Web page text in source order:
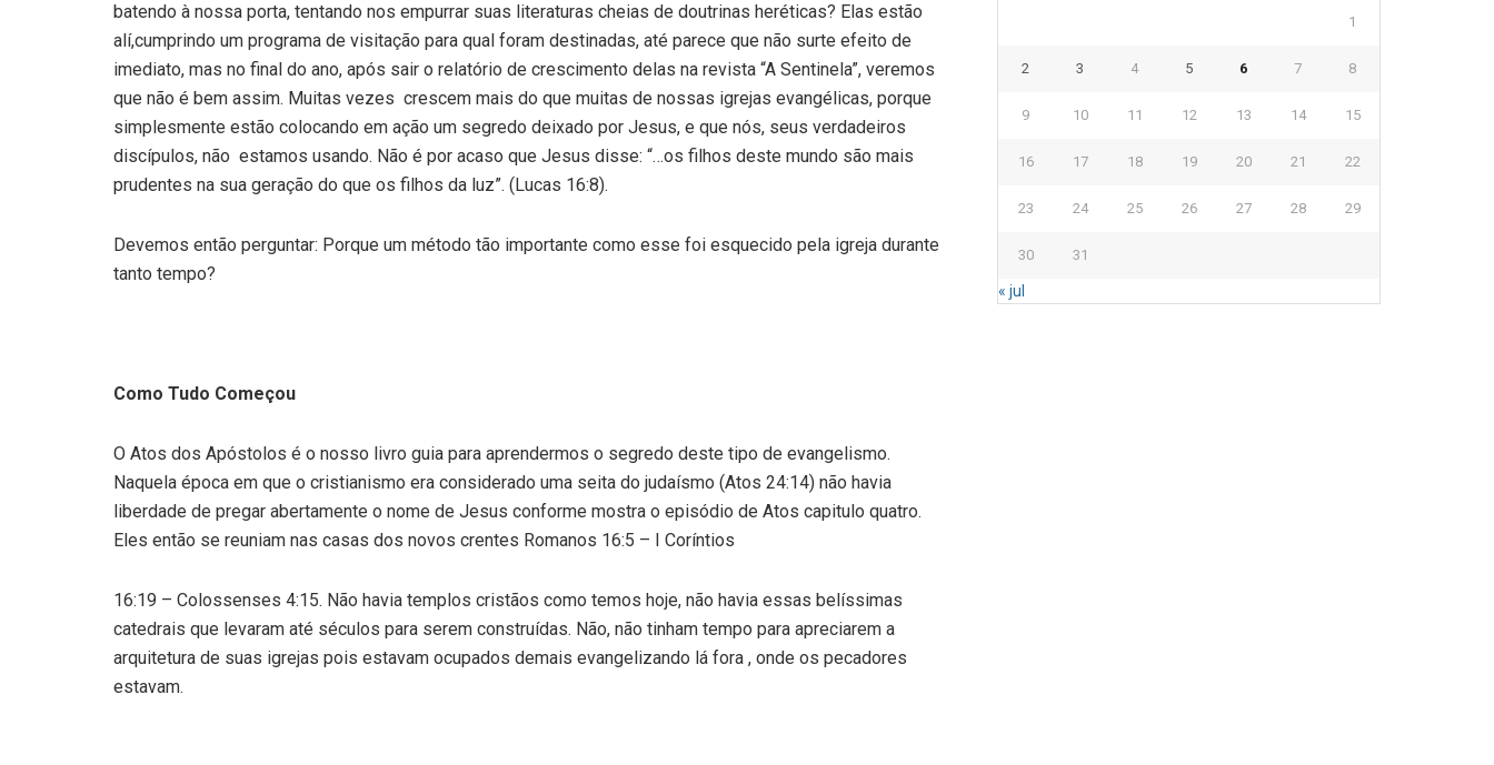
batendo à nossa porta, tentando nos empurrar suas literaturas cheias de doutrinas heréticas? Elas estão
alí,cumprindo um programa de visitação para qual foram destinadas, até parece que não surte efeito de
imediato, mas no final do ano, após sair o relatório de crescimento delas na revista “A Sentinela”, veremos
que não é bem assim. Muitas vezes crescem mais do que muitas de nossas igrejas evangélicas, porque
simplesmente estão colocando em ação um segredo deixado por Jesus, e que nós, seus verdadeiros
discípulos, não estamos usando. Não é por acaso que Jesus disse: “…os filhos deste mundo são mais
prudentes na sua geração do que os filhos da luz”. (Lucas 16:8).
Devemos então perguntar: Porque um método tão importante como esse foi esquecido pela igreja durante
tanto tempo?
Como Tudo Começou
O Atos dos Apóstolos é o nosso livro guia para aprendermos o segredo deste tipo de evangelismo.
Naquela época em que o cristianismo era considerado uma seita do judaísmo (Atos 24:14) não havia
liberdade de pregar abertamente o nome de Jesus conforme mostra o episódio de Atos capitulo quatro.
Eles então se reuniam nas casas dos novos crentes Romanos 16:5 – I Coríntios
16:19 – Colossenses 4:15. Não havia templos cristãos como temos hoje, não havia essas belíssimas
catedrais que levaram até séculos para serem construídas. Não, não tinham tempo para apreciarem a
arquitetura de suas igrejas pois estavam ocupados demais evangelizando lá fora , onde os pecadores
estavam.
1
2 3 4 5 6 7 8
9 10 11 12 13 14 15
16 17 18 19 20 21 22
23 24 25 26 27 28 29
30 31
« jul